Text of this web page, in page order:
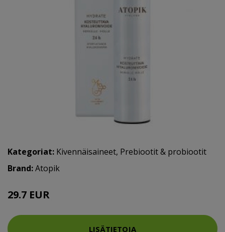
Kategoriat: Kivennäisaineet, Prebiootit & probiootit
Brand:Atopik
29.7 EUR
LISÄTIETOJA